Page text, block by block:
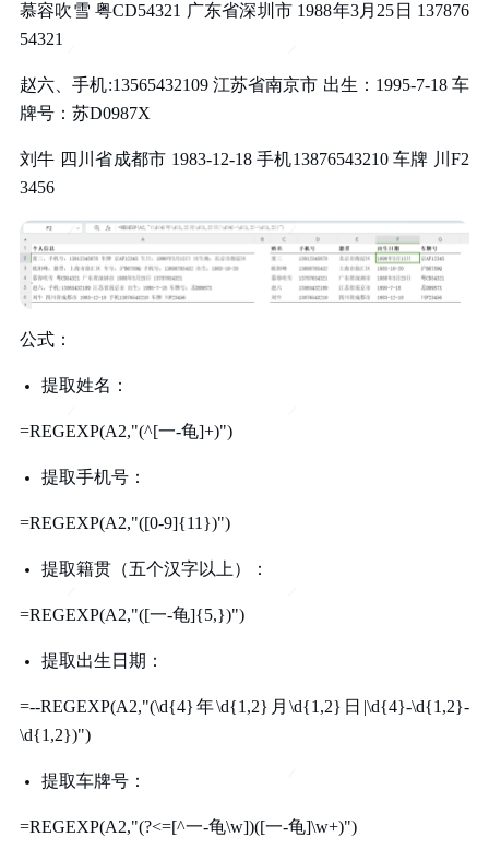
慕容吹雪 粤CD54321 广东省深圳市 1988年3月25日 137876
54321
赵六、手机:13565432109 江苏省南京市 出生：1995-7-18 车
牌号：苏D0987X
刘牛 四川省成都市 1983-12-18 手机13876543210 车牌 川F2
3456
公式：
提取姓名：
=REGEXP(A2,"(^[一-龟]+)")
提取手机号：
=REGEXP(A2,"([0-9]{11})")
提取籍贯（五个汉字以上）：
=REGEXP(A2,"([一-龟]{5,})")
提取出生日期：
=--REGEXP(A2,"(\d{4}年\d{1,2}月\d{1,2}日|\d{4}-\d{1,2}-
\d{1,2})")
提取车牌号：
=REGEXP(A2,"(?<=[^一-龟\w])([一-龟]\w+)")